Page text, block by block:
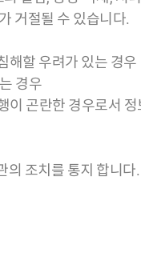
거절될 수 있습니다.
해할 우려가 있는 경우
경우
곤란한 경우로서
조치를 통지 합니